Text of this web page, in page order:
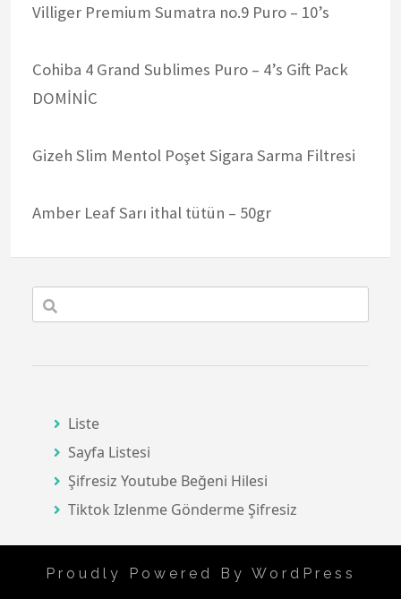
Villiger Premium Sumatra no.9 Puro – 10’s
Cohiba 4 Grand Sublimes Puro – 4’s Gift Pack
DOMİNİC
Gizeh Slim Mentol Poşet Sigara Sarma Filtresi
Amber Leaf Sarı ithal tütün – 50gr
Liste
Sayfa Listesi
Şifresiz Youtube Beğeni Hilesi
Tiktok Izlenme Gönderme Şifresiz
Proudly Powered By WordPress